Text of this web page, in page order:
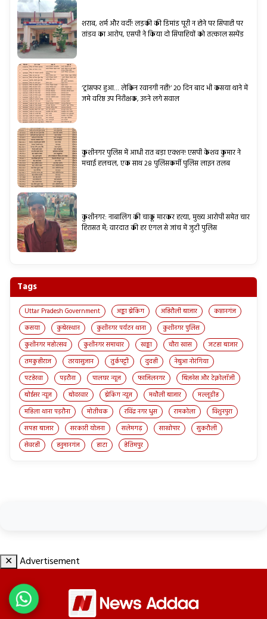
शराब, शर्म और वर्दी! लड़की की डिमांड पूरी न होने पर सिपाही पर
तांडव का आरोप, एसपी ने किया दो सिपाहियों को तत्काल सस्पेंड
‘ट्रांसफर हुआ… लेकिन रवानगी नहीं!’ 20 दिन बाद भी कसया थाने में
जमे वरिष्ठ उप निरीक्षक, उठने लगे सवाल
कुशीनगर पुलिस में आधी रात बड़ा एक्शन! एसपी केशव कुमार ने
मचाई हलचल, एक साथ 28 पुलिसकर्मी पुलिस लाइन तलब
कुशीनगर: नाबालिग की चाकू मारकर हत्या, मुख्य आरोपी समेत चार
हिरासत में; वारदात की हर एंगल से जांच में जुटी पुलिस
Tags
Uttar Pradesh Government अड्डा ब्रेकिंग अहिरौली बाजार
कप्तानगंज
कसया
कुबेरस्थान कुशीनगर पर्यटन थाना
कुशीनगर पुलिस
कुशीनगर महोत्सव
कुशीनगर समाचार खड्डा चौरा खास
जटहा बाजार
तमकुहीराज
तरयासुजान तुर्कपट्टी दुदही
नेबुआ नोरंगिया
पटहेरवा
पड़रौना पालघर न्यूज़ फाजिलनगर
बिज़नेस और टेक्नोलॉजी
बोईसर न्यूज़
बोदरवार ब्रेकिंग न्यूज़ मथौली बाजार
मल्लूडीह
महिला थाना पड़रौना
मोतीचक रविंद्र नगर धुस रामकोला
विशुनपुरा
सपहा बाजार
सरकारी योजना सलेमगढ़ साखोपार
सुकरौली
सेवरही
हनुमानगंज हाटा हेतिमपुर
✕ Advertisement